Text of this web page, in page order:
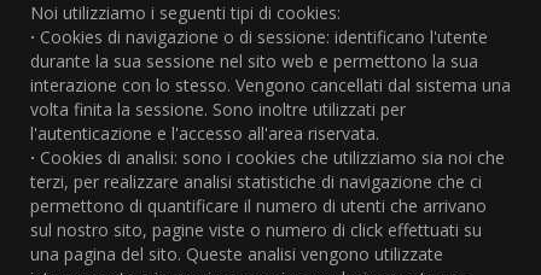
Noi utilizziamo i seguenti tipi di cookies:
· Cookies di navigazione o di sessione: identificano l'utente
durante la sua sessione nel sito web e permettono la sua
interazione con lo stesso. Vengono cancellati dal sistema una
volta finita la sessione. Sono inoltre utilizzati per
l'autenticazione e l'accesso all'area riservata.
· Cookies di analisi: sono i cookies che utilizziamo sia noi che
terzi, per realizzare analisi statistiche di navigazione che ci
permettono di quantificare il numero di utenti che arrivano
sul nostro sito, pagine viste o numero di click effettuati su
una pagina del sito. Queste analisi vengono utilizzate